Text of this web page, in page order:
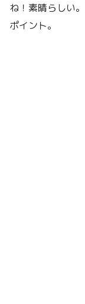
ね！素晴らしい
ポイント。